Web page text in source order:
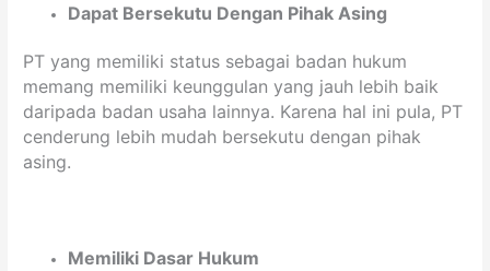
Dapat Bersekutu Dengan Pihak Asing
PT yang memiliki status sebagai badan hukum
memang memiliki keunggulan yang jauh lebih baik
daripada badan usaha lainnya. Karena hal ini pula, PT
cenderung lebih mudah bersekutu dengan pihak
asing.
Memiliki Dasar Hukum